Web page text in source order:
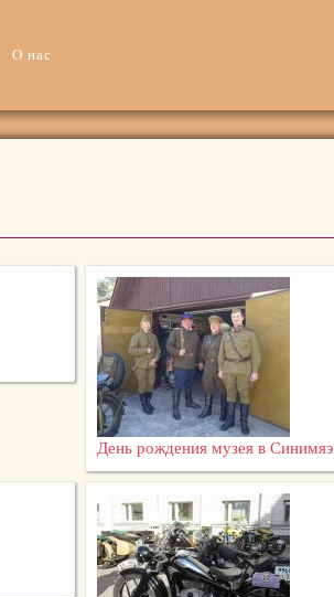
О нас
День рождения музея в Синимяэ